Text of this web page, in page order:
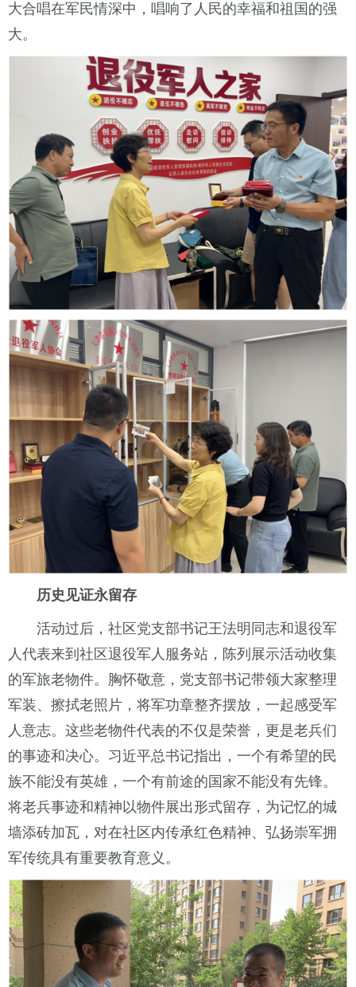
大合唱在军民情深中，唱响了人民的幸福和祖国的强
大。
历史见证永留存
活动过后，社区党支部书记王法明同志和退役军
人代表来到社区退役军人服务站，陈列展示活动收集
的军旅老物件。胸怀敬意，党支部书记带领大家整理
军装、擦拭老照片，将军功章整齐摆放，一起感受军
人意志。这些老物件代表的不仅是荣誉，更是老兵们
的事迹和决心。习近平总书记指出，一个有希望的民
族不能没有英雄，一个有前途的国家不能没有先锋。
将老兵事迹和精神以物件展出形式留存，为记忆的城
墙添砖加瓦，对在社区内传承红色精神、弘扬崇军拥
军传统具有重要教育意义。